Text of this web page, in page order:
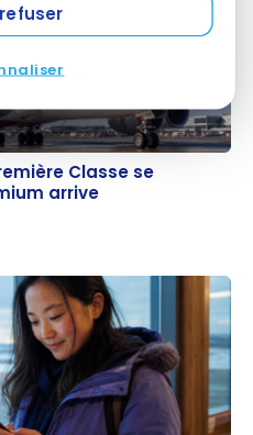
Classe se resserre,
Classe se
arrive